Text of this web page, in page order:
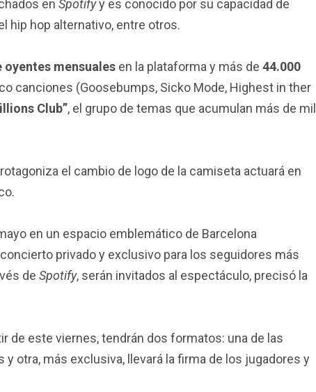
en Spotifyy es conocido por su capacidad de
hip hop alternativo, entre otros.
oyentes mensuales en la plataforma y más de 44.000
canciones (Goosebumps, Sicko Mode, Highest in ther
Club”, el grupo de temas que acumulan más de mil
el cambio de logo de la camiseta actuará en
en un espacio emblemático de Barcelona
privado y exclusivo para los seguidores más
de Spotify, serán invitados al espectáculo, precisó la
de este viernes, tendrán dos formatos: una de las
otra, más exclusiva, llevará la firma de los jugadores y